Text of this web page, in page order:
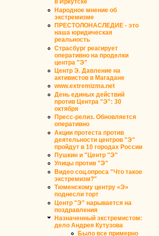
в Иркутске
Народное мнение об
экстремизме
ПРЕСТОЛОНАСЛЕДИЕ - это
наша юридическая
реальность
Страсбург реагирует
оперативно на проделки
центра "Э"
Центр Э. Давление на
активистов в Магадане
www.extremizma.net
День единых действий
против Центра "Э": 30
октября
Пресс-релиз. Обновляется
оперативно
Акции протеста против
деятельности центров "Э"
пройдут в 10 городах России
Пушкин и "Центр "Э"
Улицы против "Э"
Видео соц.опроса "Что такое
экстремизм?"
Тюменскому центру «Э»
поднесли торт
Центр "Э" нарывается на
поздравления
Назначенный экстремистом:
дело Андрея Кутузова
Было все примерно